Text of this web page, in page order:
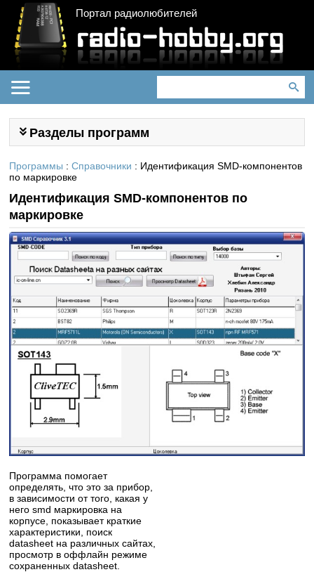
Портал радиолюбителей
Разделы программ
Программы :Справочники : Идентификация SMD-компонентов
по маркировке
Идентификация SMD-компонентов по
маркировке
Программа помогает
определять, что это за прибор,
в зависимости от того, какая у
него smd маркировка на
корпусе, показывает краткие
характеристики, поиск
datasheet на различных сайтах,
просмотр в оффлайн режиме
сохраненных datasheet.